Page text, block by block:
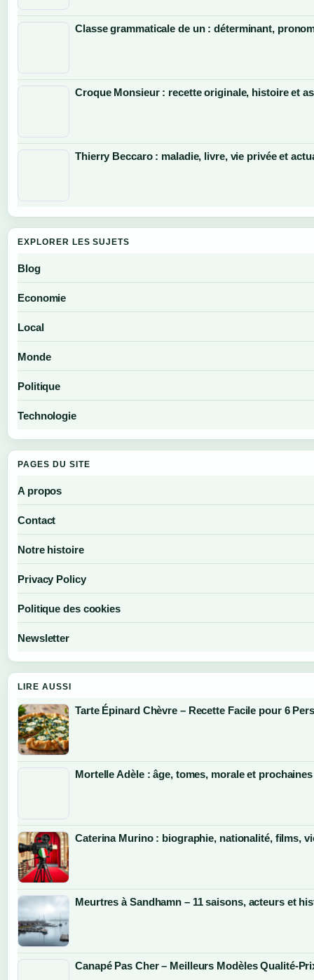
Classe grammaticale de un : déterminant,
Croque Monsieur : recette originale, histoire et
Thierry Beccaro : maladie, livre, vie privée et
EXPLORER LES SUJETS
Blog
Economie
Local
Monde
Politique
Technologie
PAGES DU SITE
A propos
Contact
Notre histoire
Privacy Policy
Politique des cookies
Newsletter
LIRE AUSSI
Tarte Épinard Chèvre – Recette Facile pour 6
Mortelle Adèle : âge, tomes, morale et
Caterina Murino : biographie, nationalité, films,
Meurtres à Sandhamn – 11 saisons, acteurs et
Canapé Pas Cher – Meilleurs Modèles Qualité-